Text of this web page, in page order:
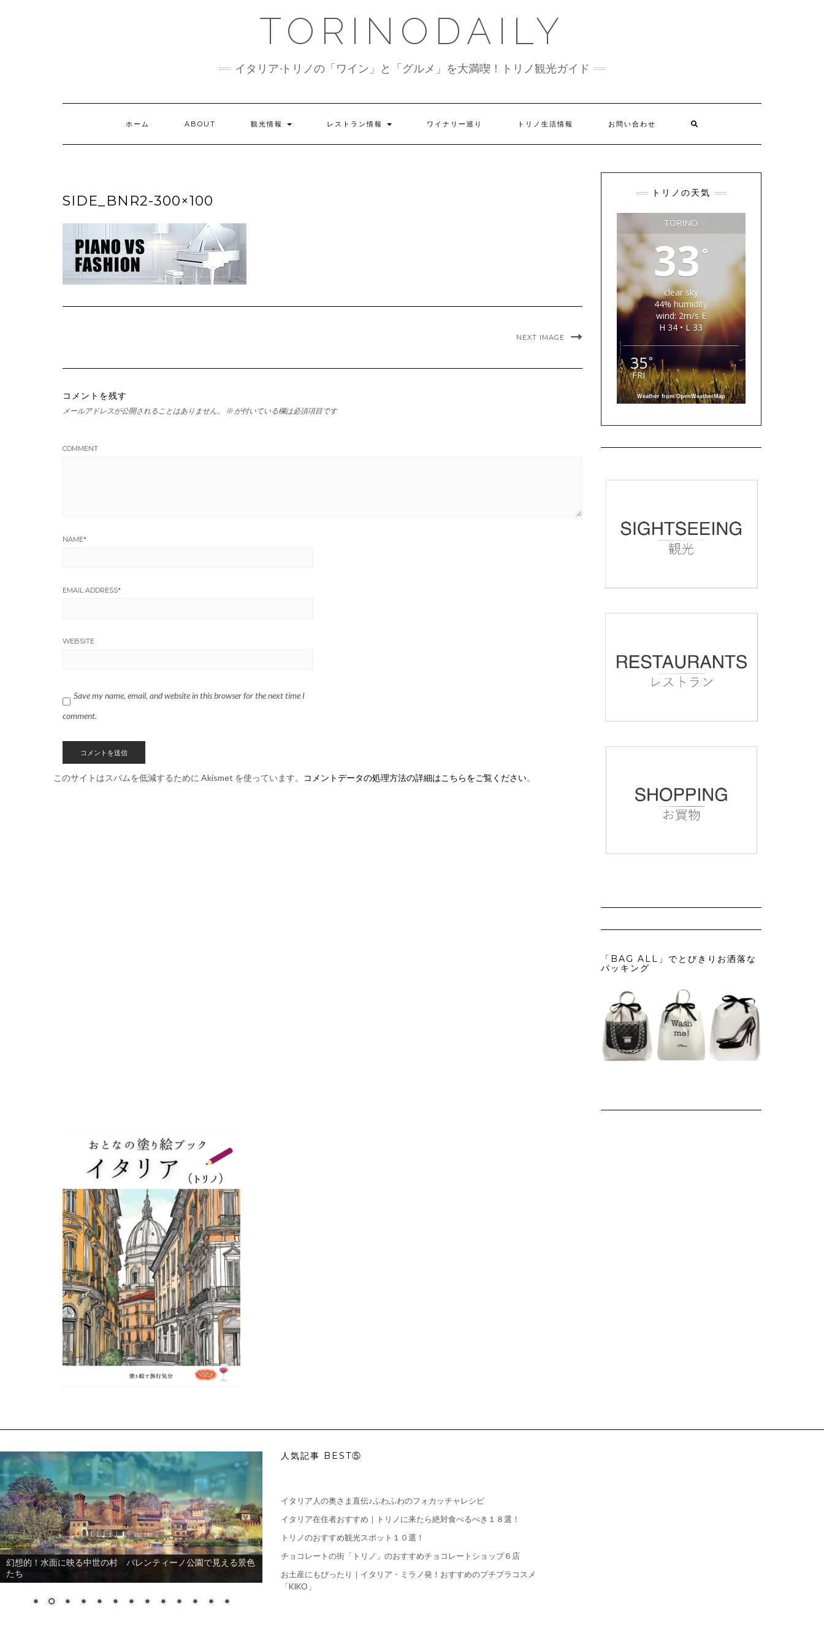
TORINODAILY
イタリア•トリノの「ワイン」と「グルメ」を大満喫！トリノ観光ガイド
ホーム ABOUT 観光情報 レストラン情報 ワイナリー巡り トリノ生活情報 お問い合わせ
SIDE_BNR2-300×100
NEXT IMAGE
コメントを残す
メールアドレスが公開されることはありません。 ※ が付いている欄は必須項目です
COMMENT
NAME*
EMAIL ADDRESS*
WEBSITE
Save my name, email, and website in this browser for the next time I
comment.
このサイトはスパムを低減するために Akismet を使っています。 コメントデータの処理方法の詳細はこちらをご覧ください。
トリノの天気
TORINO
33 °
clear sky
44% humidity
wind: 2m/s E
H 34 • L 33
35°
FRI
Weather from OpenWeatherMap
「BAG ALL」でとびきりお洒落な
パッキング
幻想的！水面に映る中世の村 バレンティーノ公園で見える景色
たち
人気記事 BEST⑤
イタリア人の奥さま直伝♪ふわふわのフォカッチャレシピ
イタリア在住者おすすめ｜トリノに来たら絶対食べるべき１８選！
トリノのおすすめ観光スポット１０選！
チョコレートの街「トリノ」のおすすめチョコレートショップ６店
お土産にもぴったり｜イタリア・ミラノ発！おすすめのプチプラコスメ
「KIKO」